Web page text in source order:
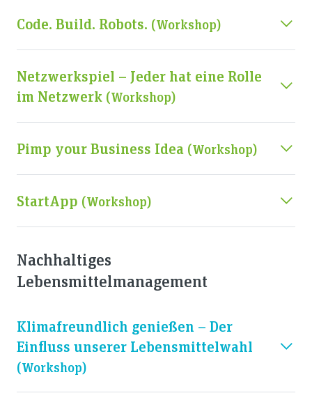
Code. Build. Robots. (workshop)
Netzwerkspiel – Jeder hat eine Rolle
im Netzwerk (workshop)
Pimp your Business Idea (workshop)
StartApp (workshop)
Nachhaltiges
Lebensmittelmanagement
Klimafreundlich genießen – Der
Einfluss unserer Lebensmittelwahl
(workshop)